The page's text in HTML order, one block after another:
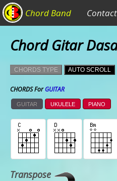
Chord Band Contact
Chord Gitar
CHORDS TYPE AUTO SCROLL
CHORDS ForGUITAR
GUITAR UKULELE PIANO
Transpose